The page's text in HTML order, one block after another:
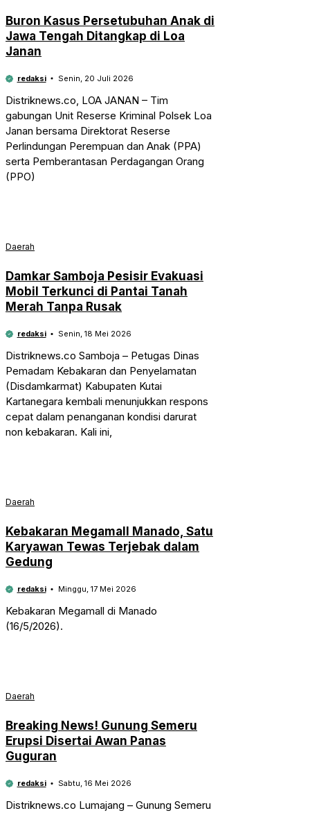
Buron Kasus Persetubuhan Anak di
Jawa Tengah Ditangkap di Loa
Janan
redaksi Senin, 20 Juli 2026
Distriknews.co, LOA JANAN – Tim
gabungan Unit Reserse Kriminal Polsek Loa
Janan bersama Direktorat Reserse
Perlindungan Perempuan dan Anak (PPA)
serta Pemberantasan Perdagangan Orang
(PPO)
Daerah
Damkar Samboja Pesisir Evakuasi
Mobil Terkunci di Pantai Tanah
Merah Tanpa Rusak
redaksi Senin, 18 Mei 2026
Distriknews.co Samboja – Petugas Dinas
Pemadam Kebakaran dan Penyelamatan
(Disdamkarmat) Kabupaten Kutai
Kartanegara kembali menunjukkan respons
cepat dalam penanganan kondisi darurat
non kebakaran. Kali ini,
Daerah
Kebakaran Megamall Manado, Satu
Karyawan Tewas Terjebak dalam
Gedung
redaksi Minggu, 17 Mei 2026
Kebakaran Megamall di Manado
(16/5/2026).
Daerah
Breaking News! Gunung Semeru
Erupsi Disertai Awan Panas
Guguran
redaksi Sabtu, 16 Mei 2026
Distriknews.co Lumajang – Gunung Semeru